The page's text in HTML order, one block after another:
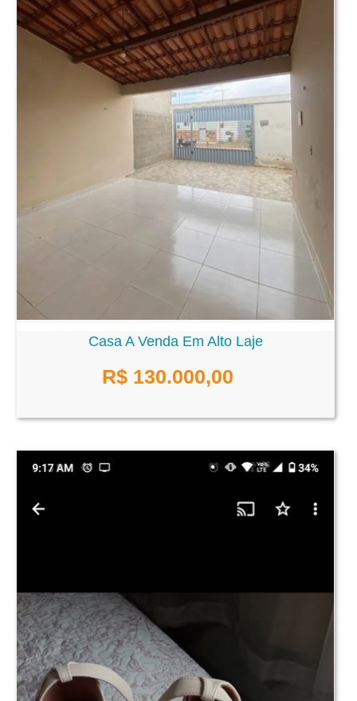
Casa A Venda Em Alto Laje
R$ 130.000,00